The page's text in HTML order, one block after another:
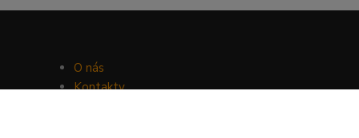
O nás
Kontakty